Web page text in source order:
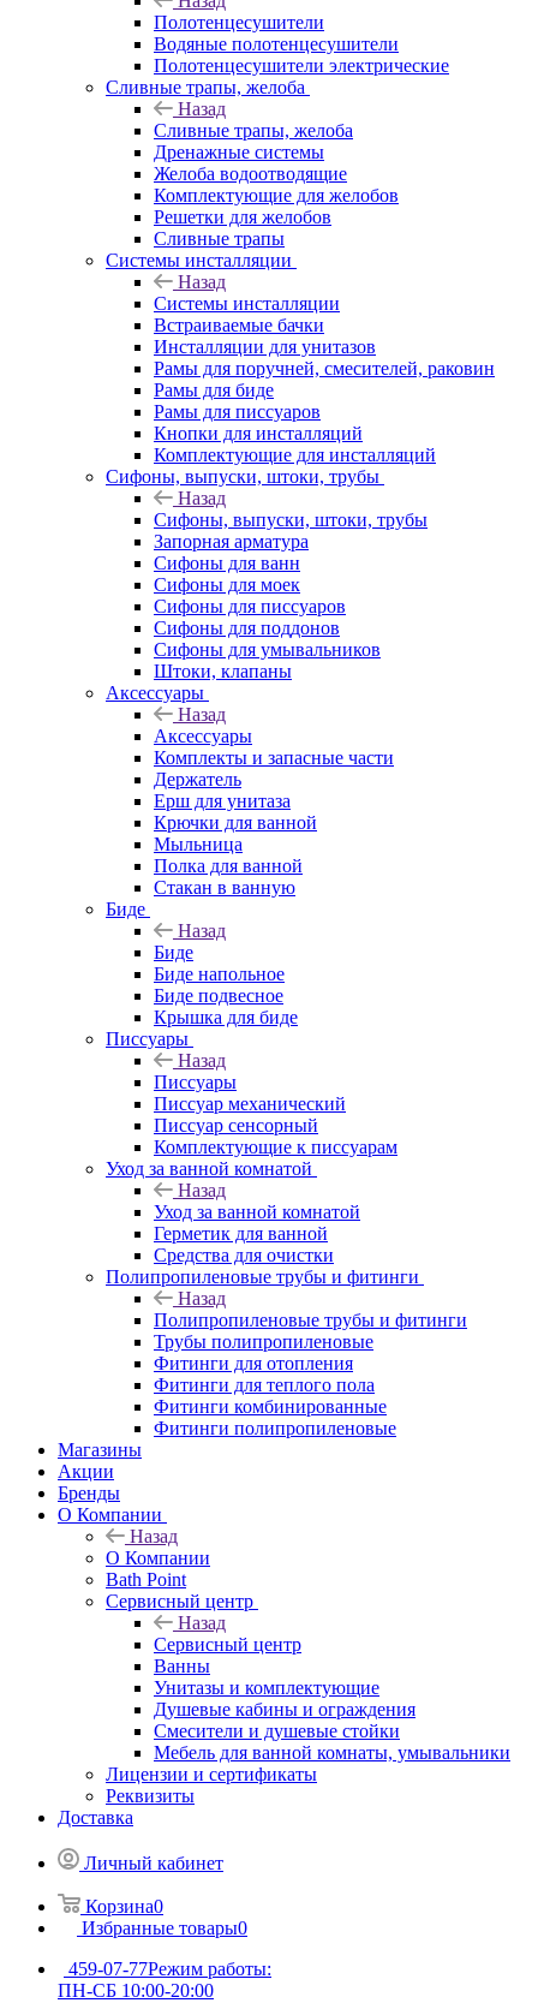
Полотенцесушители
Водяные полотенцесушители
Полотенцесушители электрические
Сливные трапы, желоба
Назад
Сливные трапы, желоба
Дренажные системы
Желоба водоотводящие
Комплектующие для желобов
Решетки для желобов
Сливные трапы
Системы инсталляции
Назад
Системы инсталляции
Встраиваемые бачки
Инсталляции для унитазов
Рамы для поручней, смесителей, раковин
Рамы для биде
Рамы для писсуаров
Кнопки для инсталляций
Комплектующие для инсталляций
Сифоны, выпуски, штоки, трубы
Назад
Сифоны, выпуски, штоки, трубы
Запорная арматура
Сифоны для ванн
Сифоны для моек
Сифоны для писсуаров
Сифоны для поддонов
Сифоны для умывальников
Штоки, клапаны
Аксессуары
Назад
Аксессуары
Комплекты и запасные части
Держатель
Ерш для унитаза
Крючки для ванной
Мыльница
Полка для ванной
Стакан в ванную
Биде
Назад
Биде
Биде напольное
Биде подвесное
Крышка для биде
Писсуары
Назад
Писсуары
Писсуар механический
Писсуар сенсорный
Комплектующие к писсуарам
Уход за ванной комнатой
Назад
Уход за ванной комнатой
Герметик для ванной
Средства для очистки
Полипропиленовые трубы и фитинги
Назад
Полипропиленовые трубы и фитинги
Трубы полипропиленовые
Фитинги для отопления
Фитинги для теплого пола
Фитинги комбинированные
Фитинги полипропиленовые
Магазины
Акции
Бренды
О Компании
Назад
О Компании
Bath Point
Сервисный центр
Назад
Сервисный центр
Ванны
Унитазы и комплектующие
Душевые кабины и ограждения
Смесители и душевые стойки
Мебель для ванной комнаты, умывальники
Лицензии и сертификаты
Реквизиты
Доставка
Личный кабинет
Корзина0
Избранные товары0
459-07-77Режим работы:
ПН-СБ 10:00-20:00